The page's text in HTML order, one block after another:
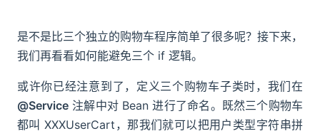
是不是比三个独立的购物车程序简单了很多呢？接下来，
我们再看看如何能避免三个 if 逻辑。
或许你已经注意到了，定义三个购物车子类时，我们在
@Service 注解中对 Bean 进行了命名。既然三个购物车
都叫 XXXUserCart，那我们就可以把用户类型字符串拼